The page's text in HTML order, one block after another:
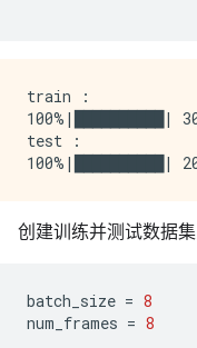
train :
test :
创建训练并测试数据集
batch_size = 8
num_frames = 8